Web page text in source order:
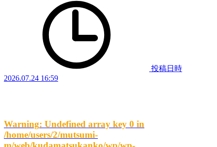
投稿日時
2026.07.24 16:59
Warning: Undefined array key 0 in
/home/users/2/mutsumi-